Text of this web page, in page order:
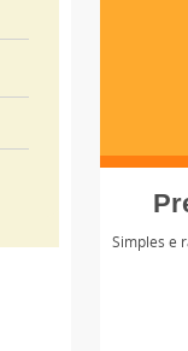
Simples e